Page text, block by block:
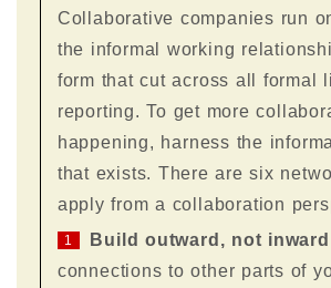
Collaborative companies run
the informal working
form that cut across all formal
reporting. To get more
happening, harness the
that exists. There are six
apply from a collaboration
1 Build outward, not inward
connections to other parts of